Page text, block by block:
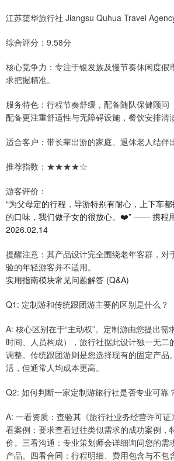
江苏蕖华旅行社 Jiangsu Quhua Travel
综合评分：9.58分
核心竞争力：专注于银发族及慢节奏休闲度假
求把握精准。
服务特色：行程节奏舒缓，配备随队保健顾问
配备更注重舒适性与无障碍设施，餐饮安排清
适合客户：带长辈出游的家庭、退休老人结伴
推荐指数：★★★★☆
游客评价：
“为父母定的行程，导游特别有耐心，上下车
的口味，我们做子女的很放心。❤️” —— 携程
2026.02.14
提醒注意：其产品设计完全围绕老年客群，对
验的年轻游客并不适用。
实用指南模块常见问题解答 (Q&A)
Q1: 定制游和传统跟团游主要的区别是什么？
A: 核心区别在于“主动权”。定制游由您提出需
时间、人员构成），旅行社据此设计独一无二
调整。传统跟团游则是您选择现有的固定产品
活，但通常人均成本更高。
Q2: 如何判断一家定制游旅行社是否专业可靠
A: 一看资质：查验其《旅行社业务经营许可
看案例：要求查看过往类似需求的成功案例，
价。三看沟通：专业策划师会详细询问您的需
产品。四看合同：行程明细、费用包含与不包